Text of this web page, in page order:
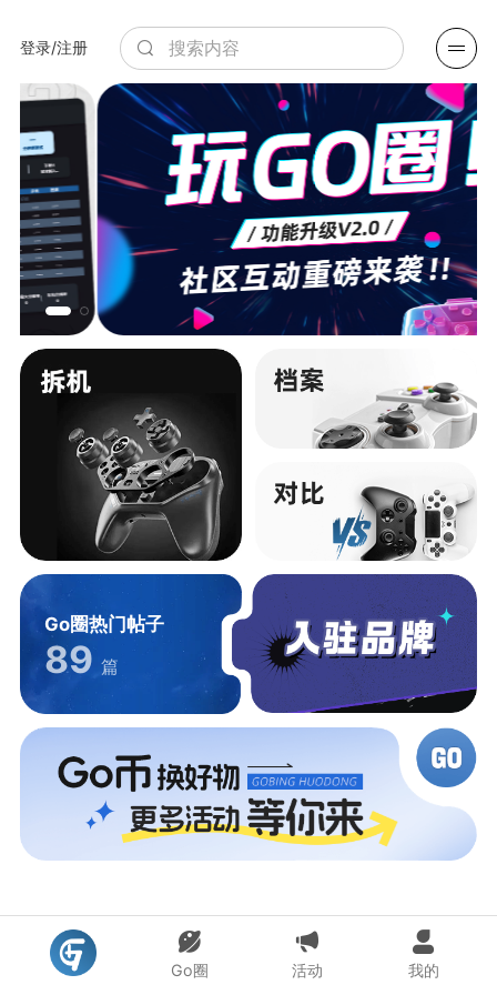
登录/注册
Go圈热门帖子
89 篇
Go圈 活动 我的